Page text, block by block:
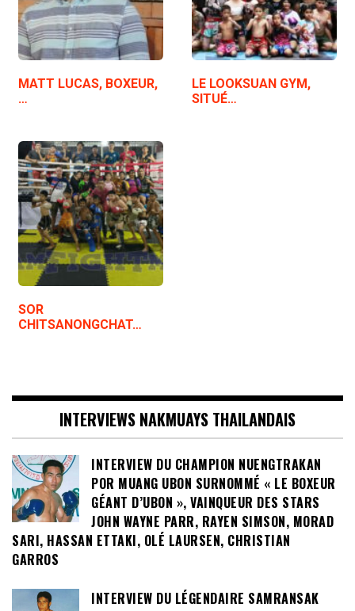
MATT LUCAS, BOXEUR,
…
LE LOOKSUAN GYM,
SITUÉ…
SOR
CHITSANONGCHAT…
INTERVIEWS NAKMUAYS THAILANDAIS
INTERVIEW DU CHAMPION NUENGTRAKAN
POR MUANG UBON SURNOMMÉ « LE BOXEUR
GÉANT D’UBON », VAINQUEUR DES STARS
JOHN WAYNE PARR, RAYEN SIMSON, MORAD
SARI, HASSAN ETTAKI, OLÉ LAURSEN, CHRISTIAN
GARROS
INTERVIEW DU LÉGENDAIRE SAMRANSAK